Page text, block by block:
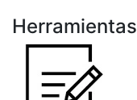
Herramientas